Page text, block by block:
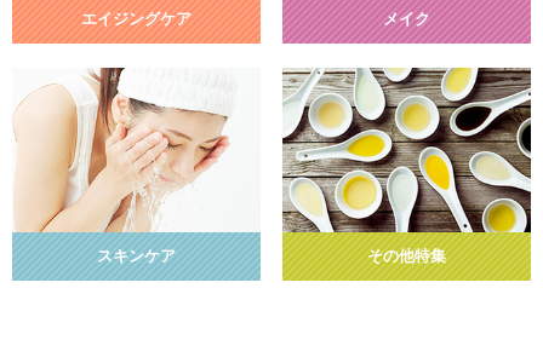
エイジングケア メイク
スキンケア その他特集